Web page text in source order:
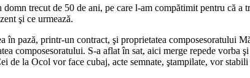
trecut de 50 de ani, pe care l-am compătimit pentru că a
şi ce urmează.
pază, printr-un contract, şi proprietatea composesoratului
composesoratului. S-a aflat în sat, aici merge repede vorba
de la Ocol vor face cubaj, acte semnate, ştampilate, vor